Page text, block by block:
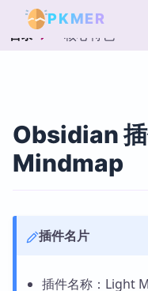
PKMER
目录 核心特色
Obsidian
Mindmap
插件名片
插件名称：Light